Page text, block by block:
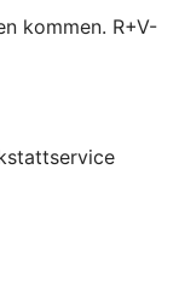
kommen. R+V-